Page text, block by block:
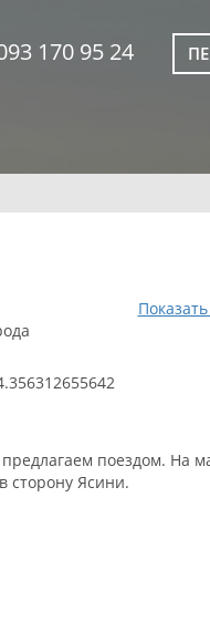
170 95 24
поездом. На
сторону Ясини.